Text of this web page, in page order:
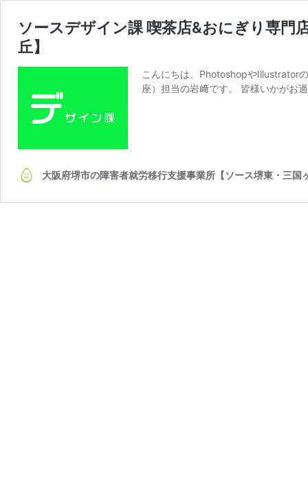
ソースデザイン課 喫茶店&おにぎり専門
丘】
こんにちは、PhotoshopやIllustrator
座）担当の岩﨑です。 皆様いかがお
大阪府堺市の障害者就労移行支援事業所【ソース堺東・三国